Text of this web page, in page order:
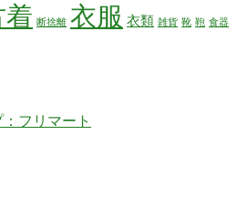
着 断捨離 衣服 衣類 雑貨 靴 鞄 食器
フリマート